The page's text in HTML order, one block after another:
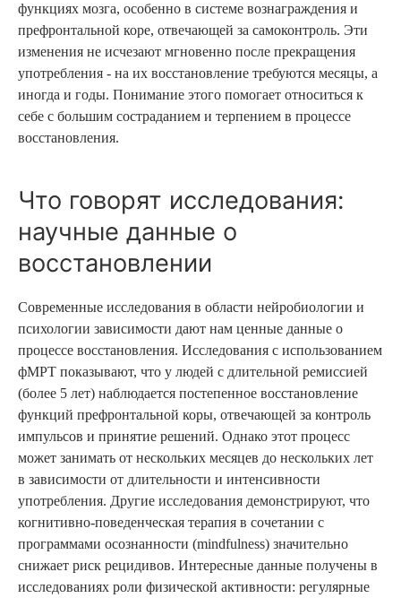
функциях мозга, особенно в системе вознаграждения и
префронтальной коре, отвечающей за самоконтроль. Эти
изменения не исчезают мгновенно после прекращения
употребления - на их восстановление требуются месяцы, а
иногда и годы. Понимание этого помогает относиться к
себе с большим состраданием и терпением в процессе
восстановления.
Что говорят исследования:
научные данные о
восстановлении
Современные исследования в области нейробиологии и
психологии зависимости дают нам ценные данные о
процессе восстановления. Исследования с использованием
фМРТ показывают, что у людей с длительной ремиссией
(более 5 лет) наблюдается постепенное восстановление
функций префронтальной коры, отвечающей за контроль
импульсов и принятие решений. Однако этот процесс
может занимать от нескольких месяцев до нескольких лет
в зависимости от длительности и интенсивности
употребления. Другие исследования демонстрируют, что
когнитивно-поведенческая терапия в сочетании с
программами осознанности (mindfulness) значительно
снижает риск рецидивов. Интересные данные получены в
исследованиях роли физической активности: регулярные